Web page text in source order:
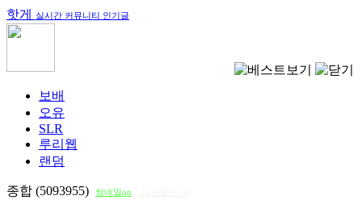
핫게 실시간 커뮤니티 인기글
보배
오유
SLR
루리웹
랜덤
종합 (5093955) 썸네일on